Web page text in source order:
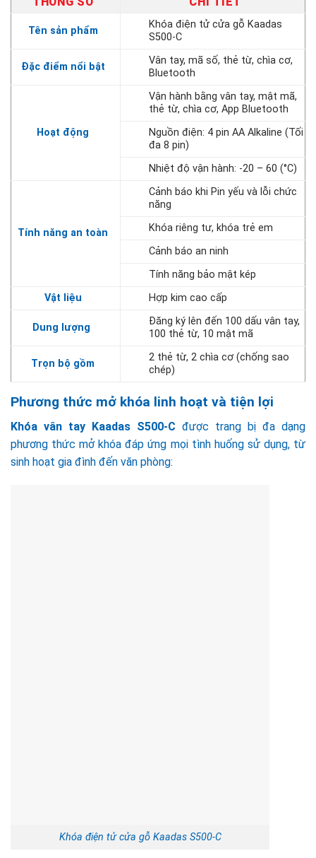
Tên sản phẩm
Khóa điện tử cửa gỗ Kaadas
S500-C
Đặc điểm nổi bật
Vân tay, mã số, thẻ từ, chìa cơ,
Bluetooth
Hoạt động
Vận hành bằng vân tay, mật mã,
thẻ từ, chìa cơ, App Bluetooth
Nguồn điện: 4 pin AA Alkaline (Tối
đa 8 pin)
Nhiệt độ vận hành: -20 – 60 (°C)
Tính năng an toàn
Cảnh báo khi Pin yếu và lỗi chức
năng
Khóa riêng tư, khóa trẻ em
Cảnh báo an ninh
Tính năng bảo mật kép
Vật liệu
Hợp kim cao cấp
Dung lượng
Đăng ký lên đến 100 dấu vân tay,
100 thẻ từ, 10 mật mã
Trọn bộ gồm
2 thẻ từ, 2 chìa cơ (chống sao
chép)
Phương thức mở khóa linh hoạt và tiện lợi
Khóa vân tay Kaadas S500-C được trang bị đa dạng
phương thức mở khóa đáp ứng mọi tình huống sử dụng, từ
sinh hoạt gia đình đến văn phòng:
Khóa điện tử cửa gỗ Kaadas S500-C